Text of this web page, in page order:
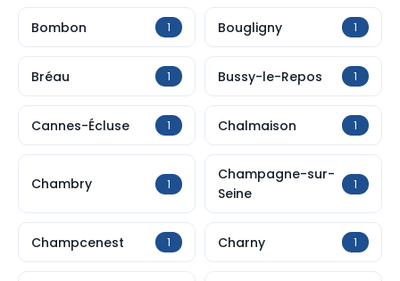
Bombon 1 Bougligny 1
Bréau 1 Bussy-le-Repos 1
Cannes-Écluse 1 Chalmaison 1
Chambry 1
Champagne-sur-
Seine
1
Champcenest 1 Charny 1